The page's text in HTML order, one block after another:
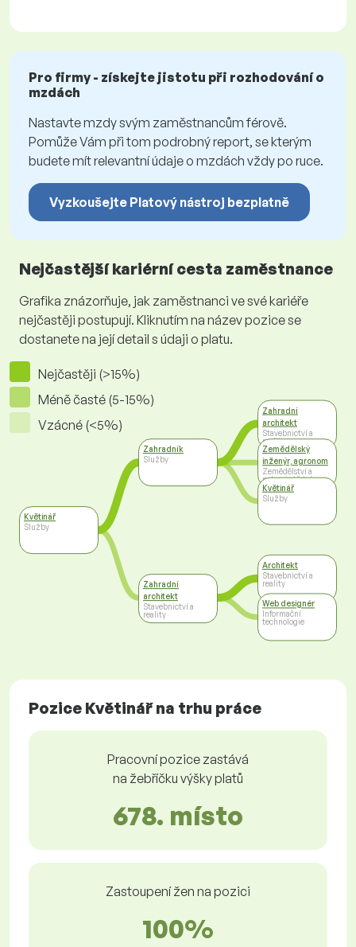
Pro firmy - získejte jistotu při rozhodování o
mzdách
Nastavte mzdy svým zaměstnancům férově.
Pomůže Vám při tom podrobný report, se kterým
budete mít relevantní údaje o mzdách vždy po ruce.
Vyzkoušejte Platový nástroj bezplatně
Nejčastější kariérní cesta zaměstnance
Grafika znázorňuje, jak zaměstnanci ve své kariéře
nejčastěji postupují. Kliknutím na název pozice se
dostanete na její detail s údaji o platu.
Nejčastěji (>15%)
Méně časté (5-15%)
Vzácné (<5%)
Květinář
Služby
Zahradník
Služby
Zahradní
architekt
Stavebnictví a
reality
Zahradní
architekt
Stavebnictví a
reality
Zemědělský
inženýr, agronom
Zemědělství a
potravinářství
Květinář
Služby
Architekt
Stavebnictví a
reality
Web designér
Informační
technologie
Pozice Květinář na trhu práce
Pracovní pozice zastává
na žebříčku výšky platů
678. místo
Zastoupení žen na pozici
100%